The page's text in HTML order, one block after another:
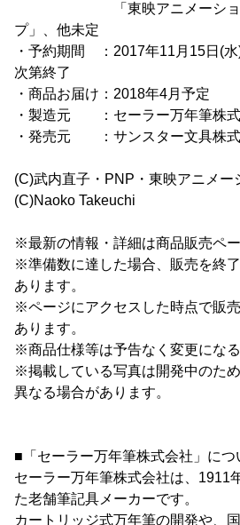
「東映アニメーション
プ」、他未定
・予約期間 ：2017年11月15日(
次第終了
・商品お届け：2018年4月予定
・製造元 ：セーラー万年筆株
・発売元 ：サンスター文具株
(C)武内直子・PNP・東映アニメー
(C)Naoko Takeuchi
※最新の情報・詳細は商品販売ペ
※準備数に達した場合、販売を終
あります。
※ページにアクセスした時点で販
あります。
※商品仕様等は予告なく変更になる
※掲載している写真は開発中のた
異なる場合があります。
■「セーラー万年筆株式会社」につ
セーラー万年筆株式会社は、1911
た老舗筆記具メーカーです。
カートリッジ式万年筆の開発や、